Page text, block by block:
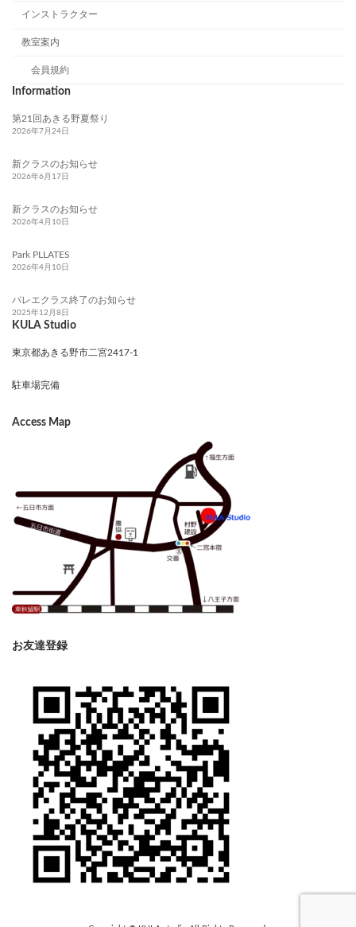
インストラクター
教室案内
会員規約
Information
第21回あきる野夏祭り
2026年7月24日
新クラスのお知らせ
2026年6月17日
新クラスのお知らせ
2026年4月10日
Park PLLATES
2026年4月10日
バレエクラス終了のお知らせ
2025年12月8日
KULA Studio
東京都あきる野市二宮2417-1
駐車場完備
Access Map
お友達登録